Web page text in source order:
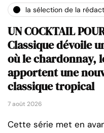
la sélection de la
UN COCKTAIL
Classique dévoile
où le chardonnay,
apportent une
classique tropical
7 août 2026
Cette série met en